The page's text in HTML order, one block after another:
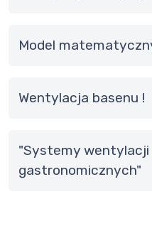
Model
Wentylacja basenu !
"Systemy wentylacji i klimatyzacji obiektów
gastronomicznych"